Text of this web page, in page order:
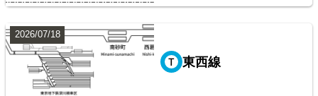
東西線
2026/07/18